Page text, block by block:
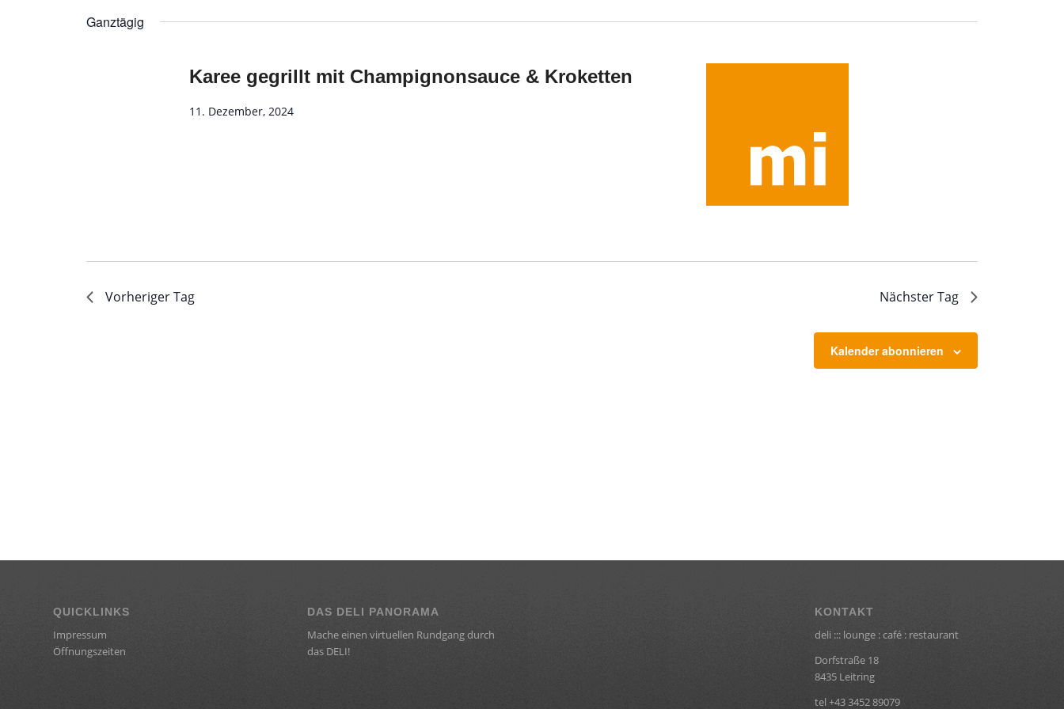
Ganztägig
Karee gegrillt mit Champignonsauce & Kroketten
11. Dezember, 2024
Vorheriger Tag Nächster Tag
Kalender abonnieren
QUICKLINKS
Impressum
Öffnungszeiten
DAS DELI PANORAMA
Mache einen virtuellen Rundgang durch
das DELI!
KONTAKT
deli ::: lounge : café : restaurant
Dorfstraße 18
8435 Leitring
tel +43 3452 89079